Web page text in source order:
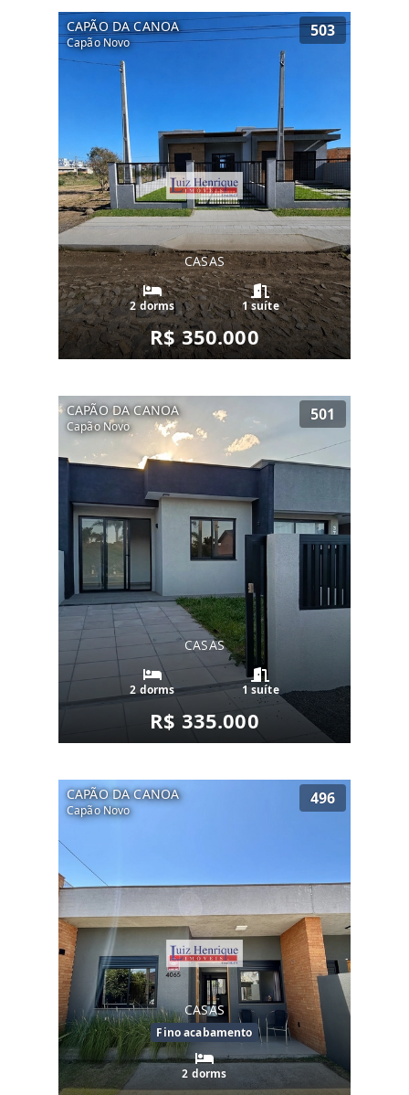
CAPÃO DA CANOA
Capão Novo
503
CASAS
2 dorms 1 suíte
R$ 350.000
CAPÃO DA CANOA
Capão Novo
501
CASAS
2 dorms 1 suíte
R$ 335.000
CAPÃO DA CANOA
Capão Novo
496
CASAS
Fino acabamento
2 dorms